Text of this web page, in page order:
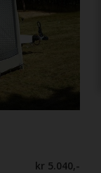
kr 5.040,-